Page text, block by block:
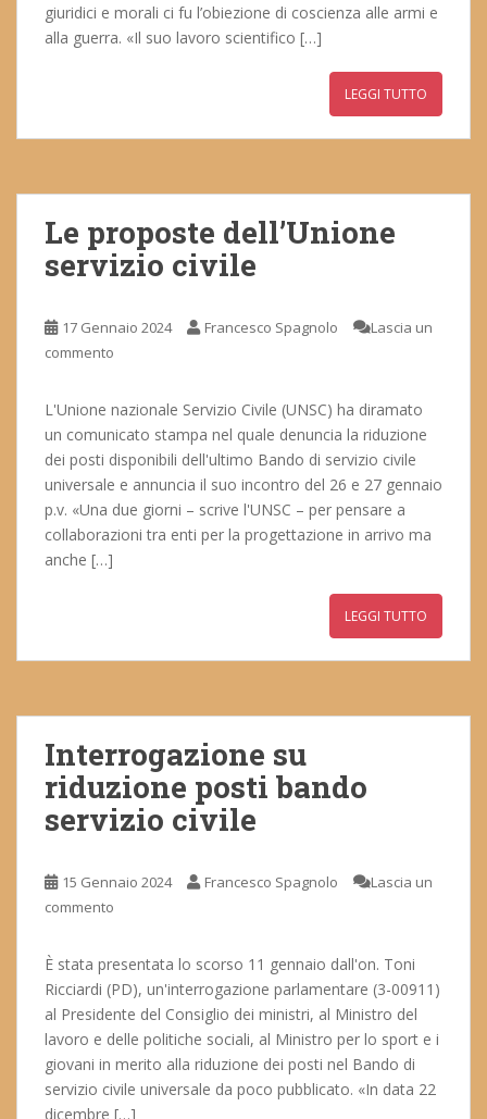
giuridici e morali ci fu l’obiezione di coscienza alle armi e
alla guerra. «Il suo lavoro scientifico […]
LEGGI TUTTO
Le proposte dell’Unione
servizio civile
17 Gennaio 2024 Francesco Spagnolo
Lascia un
commento
L'Unione nazionale Servizio Civile (UNSC) ha diramato
un comunicato stampa nel quale denuncia la riduzione
dei posti disponibili dell'ultimo Bando di servizio civile
universale e annuncia il suo incontro del 26 e 27 gennaio
p.v. «Una due giorni – scrive l'UNSC – per pensare a
collaborazioni tra enti per la progettazione in arrivo ma
anche […]
LEGGI TUTTO
Interrogazione su
riduzione posti bando
servizio civile
15 Gennaio 2024 Francesco Spagnolo
Lascia un
commento
È stata presentata lo scorso 11 gennaio dall'on. Toni
Ricciardi (PD), un'interrogazione parlamentare (3-00911)
al Presidente del Consiglio dei ministri, al Ministro del
lavoro e delle politiche sociali, al Ministro per lo sport e i
giovani in merito alla riduzione dei posti nel Bando di
servizio civile universale da poco pubblicato. «In data 22
dicembre […]